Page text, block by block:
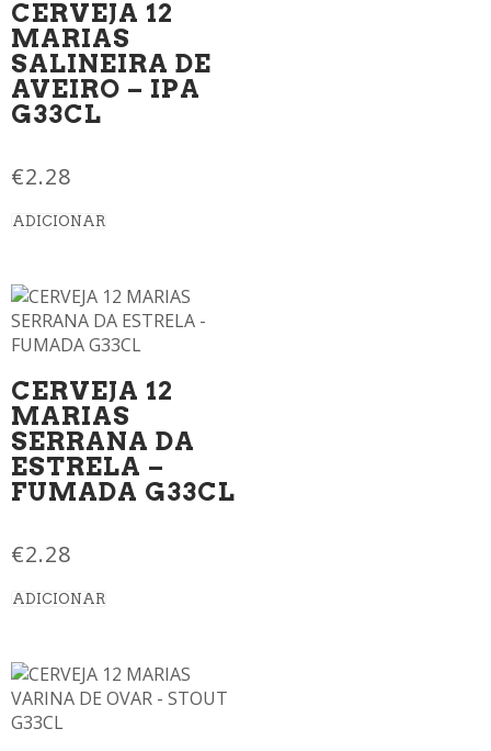
CERVEJA 12
MARIAS
SALINEIRA DE
AVEIRO – IPA
G33CL
€2.28
ADICIONAR
CERVEJA 12
MARIAS
SERRANA DA
ESTRELA –
FUMADA G33CL
€2.28
ADICIONAR